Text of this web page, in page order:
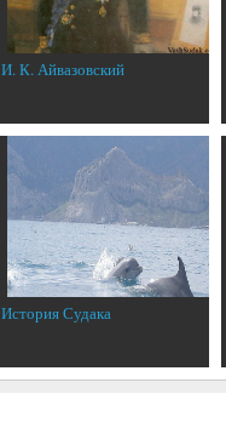
И. К. Айвазовский
История Судака